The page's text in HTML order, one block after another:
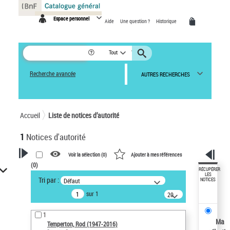
Espace personnel Aide Une question ? Historique
Tout
Recherche avancée AUTRES RECHERCHES
Accueil Liste de notices d’autorité
1 Notices d'autorité
VOTRE RECHERCHE
Recherche avancée dans les
notices d’autorité
Œuvres liées à l'auteur :
Temperton, Rod (1947-2016)
Voir la sélection (0) Ajouter à mes références
(0)
Tri par : Défaut
sur 1
20
résultats/page
1
Temperton, Rod (1947-2016)
RÉCUPÉRER
LES
NOTICES
Ma
Panneau de gestion des cookies